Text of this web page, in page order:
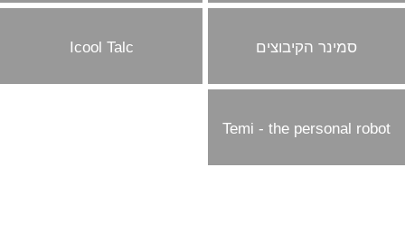
סמינר הקיבוצים Icool Talc
Temi - the personal robot